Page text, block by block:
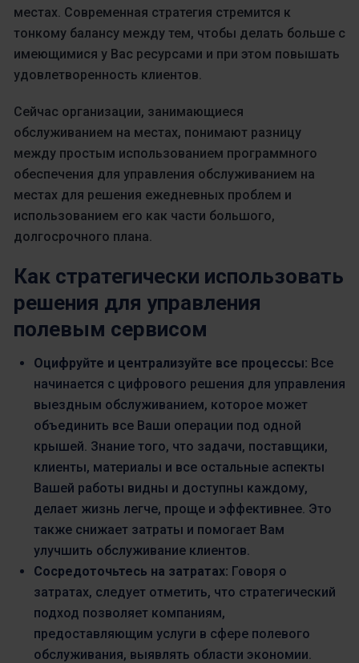
местах. Современная стратегия стремится к
тонкому балансу между тем, чтобы делать больше с
имеющимися у Вас ресурсами и при этом повышать
удовлетворенность клиентов.
Сейчас организации, занимающиеся
обслуживанием на местах, понимают разницу
между простым использованием программного
обеспечения для управления обслуживанием на
местах для решения ежедневных проблем и
использованием его как части большого,
долгосрочного плана.
Как стратегически использовать
решения для управления
полевым сервисом
Оцифруйте и централизуйте все процессы: Все
начинается с цифрового решения для управления
выездным обслуживанием, которое может
объединить все Ваши операции под одной
крышей. Знание того, что задачи, поставщики,
клиенты, материалы и все остальные аспекты
Вашей работы видны и доступны каждому,
делает жизнь легче, проще и эффективнее. Это
также снижает затраты и помогает Вам
улучшить обслуживание клиентов.
Сосредоточьтесь на затратах: Говоря о
затратах, следует отметить, что стратегический
подход позволяет компаниям,
предоставляющим услуги в сфере полевого
обслуживания, выявлять области экономии.